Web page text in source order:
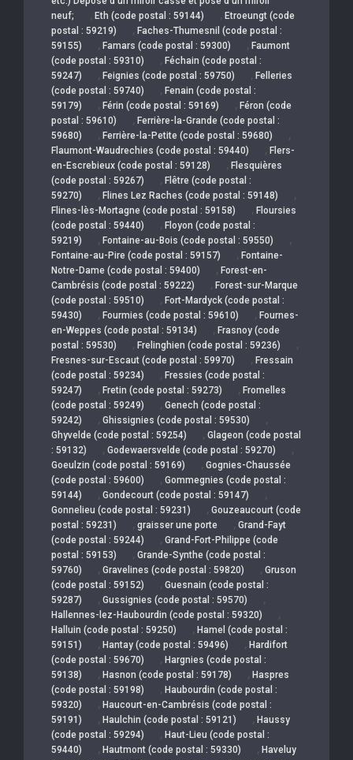
neuf;
, Eth (code postal : 59144) , Etroeungt (code
postal : 59219)
, Faches-Thumesnil (code postal :
59155)
, Famars (code postal : 59300) , Faumont
(code postal : 59310)
, Féchain (code postal :
59247)
, Feignies (code postal : 59750) , Felleries
(code postal : 59740)
, Fenain (code postal :
59179)
, Férin (code postal : 59169) , Féron (code
postal : 59610)
, Ferrière-la-Grande (code postal :
59680)
, Ferrière-la-Petite (code postal : 59680) ,
Flaumont-Waudrechies (code postal : 59440) , Flers-
en-Escrebieux (code postal : 59128)
, Flesquières
(code postal : 59267)
, Flêtre (code postal :
59270)
, Flines Lez Raches (code postal : 59148) ,
Flines-lès-Mortagne (code postal : 59158) , Floursies
(code postal : 59440)
, Floyon (code postal :
59219)
, Fontaine-au-Bois (code postal : 59550) ,
Fontaine-au-Pire (code postal : 59157) , Fontaine-
Notre-Dame (code postal : 59400)
, Forest-en-
Cambrésis (code postal : 59222)
, Forest-sur-Marque
(code postal : 59510)
, Fort-Mardyck (code postal :
59430)
, Fourmies (code postal : 59610) , Fournes-
en-Weppes (code postal : 59134)
, Frasnoy (code
postal : 59530)
, Frelinghien (code postal : 59236) ,
Fresnes-sur-Escaut (code postal : 59970) , Fressain
(code postal : 59234)
, Fressies (code postal :
59247)
, Fretin (code postal : 59273) , Fromelles
(code postal : 59249)
, Genech (code postal :
59242)
, Ghissignies (code postal : 59530) ,
Ghyvelde (code postal : 59254) , Glageon (code postal
: 59132)
, Godewaersvelde (code postal : 59270) ,
Goeulzin (code postal : 59169) , Gognies-Chaussée
(code postal : 59600)
, Gommegnies (code postal :
59144)
, Gondecourt (code postal : 59147) ,
Gonnelieu (code postal : 59231) , Gouzeaucourt (code
postal : 59231)
, graisser une porte , Grand-Fayt
(code postal : 59244)
, Grand-Fort-Philippe (code
postal : 59153)
, Grande-Synthe (code postal :
59760)
, Gravelines (code postal : 59820) , Gruson
(code postal : 59152)
, Guesnain (code postal :
59287)
, Gussignies (code postal : 59570) ,
Hallennes-lez-Haubourdin (code postal : 59320) ,
Halluin (code postal : 59250) , Hamel (code postal :
59151)
, Hantay (code postal : 59496) , Hardifort
(code postal : 59670)
, Hargnies (code postal :
59138)
, Hasnon (code postal : 59178) , Haspres
(code postal : 59198)
, Haubourdin (code postal :
59320)
, Haucourt-en-Cambrésis (code postal :
59191)
, Haulchin (code postal : 59121) , Haussy
(code postal : 59294)
, Haut-Lieu (code postal :
59440)
, Hautmont (code postal : 59330) , Haveluy